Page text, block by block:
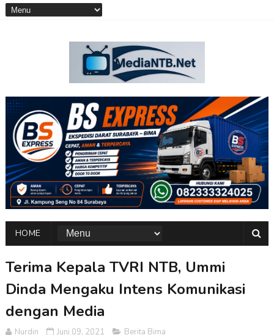
HOME
Terima Kepala TVRI NTB, Ummi
Dinda Mengaku Intens Komunikasi
dengan Media
Nurdin Juni 09, 2021 Berita Bima